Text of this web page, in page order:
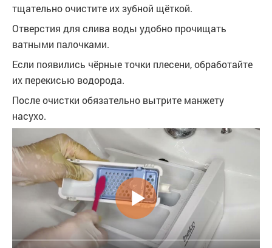
тщательно очистите их зубной щёткой.
Отверстия для слива воды удобно прочищать
ватными палочками.
Если появились чёрные точки плесени, обработайте
их перекисью водорода.
После очистки обязательно вытрите манжету
насухо.